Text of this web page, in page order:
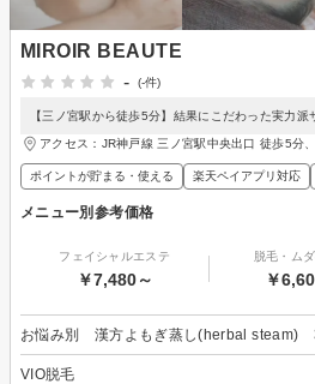
MIROIR BEAUTE
-
(-件)
【三ノ宮駅から徒歩5分】結果にこだわった実力派
アクセス：JR神戸線 三ノ宮駅中央出口 徒歩5分
ポイントが貯まる・使える 楽天ペイアプリ対応
メニュー別参考価格
フェイシャルエステ
￥7,480～
脱毛・ム
￥
お悩み別 漢方よもぎ蒸し(herbal steam)
VIO脱毛